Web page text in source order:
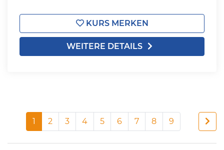
KURS MERKEN
WEITERE DETAILS
1 2 3 4 5 6 7 8 9